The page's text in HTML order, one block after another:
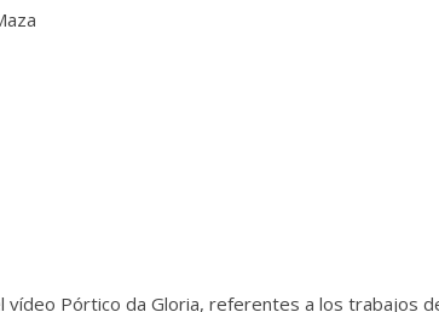
vídeo Pórtico da Gloria, referentes a los trabajos